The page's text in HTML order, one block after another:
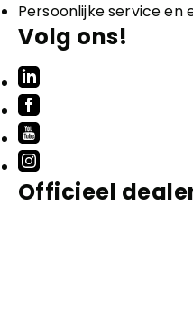
Servicedienst
Over ons
Werken bij
Kennis en praktijk
Persoonlijke service en
Volg ons!
Officieel